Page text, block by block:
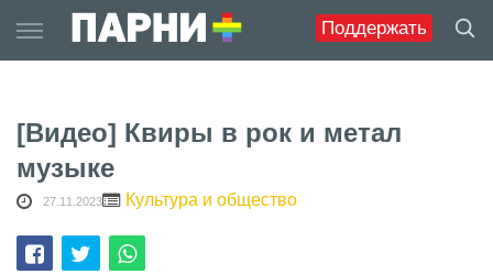
Поддержать
to
content
[Видео] Квиры в рок и метал
музыке
27.11.2023 Культура и общество